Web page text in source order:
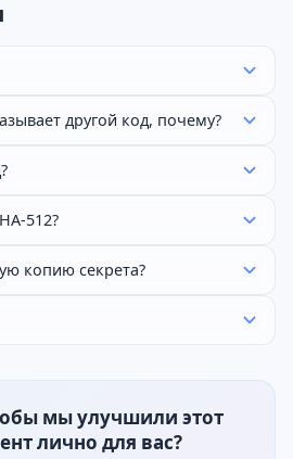
другой код, почему?
512?
копию секрета?
мы улучшили этот
лично для вас?